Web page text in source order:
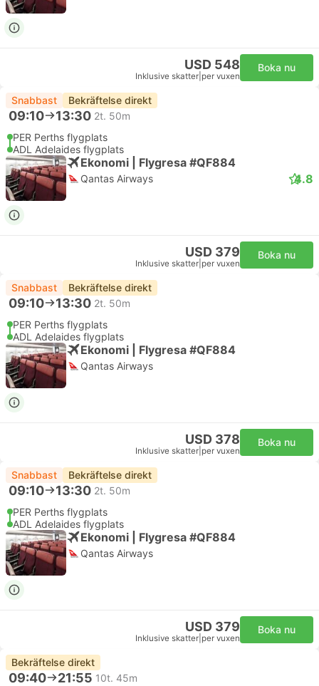
USD 548
Inklusive skatter per vuxen
Boka nu
Snabbast Bekräftelse direkt
09:10 13:30 2t. 50m
PER Perths flygplats
ADL Adelaides flygplats
Ekonomi | Flygresa #QF884
Qantas Airways 4.8
USD 379
Inklusive skatter per vuxen
Boka nu
Snabbast Bekräftelse direkt
09:10 13:30 2t. 50m
PER Perths flygplats
ADL Adelaides flygplats
Ekonomi | Flygresa #QF884
Qantas Airways
USD 378
Inklusive skatter per vuxen
Boka nu
Snabbast Bekräftelse direkt
09:10 13:30 2t. 50m
PER Perths flygplats
ADL Adelaides flygplats
Ekonomi | Flygresa #QF884
Qantas Airways
USD 379
Inklusive skatter per vuxen
Boka nu
Bekräftelse direkt
09:40 21:55 10t. 45m